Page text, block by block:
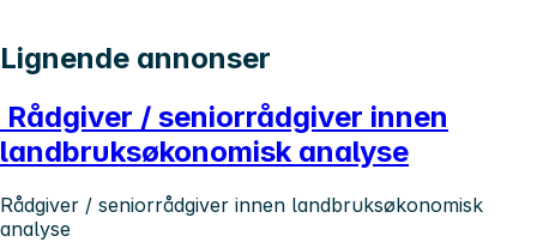
Lignende annonser
Rådgiver / seniorrådgiver innen
landbruksøkonomisk analyse
Rådgiver / seniorrådgiver innen landbruksøkonomisk
analyse